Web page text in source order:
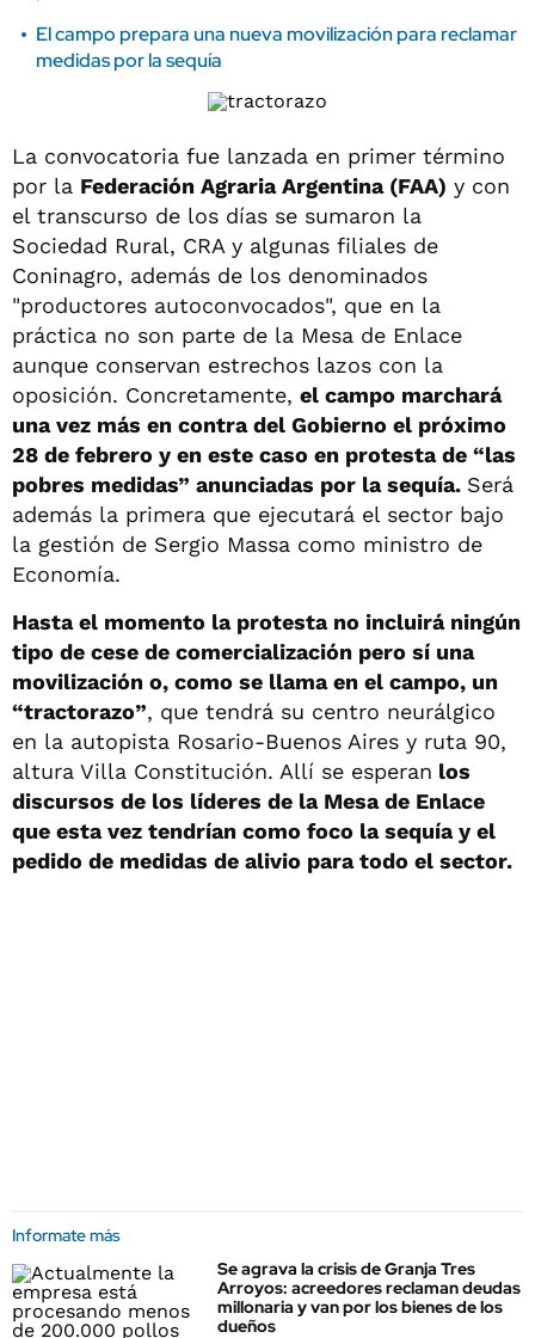
El campo prepara una nueva movilización para reclamar
medidas por la sequía
La convocatoria fue lanzada en primer término
por la Federación Agraria Argentina (FAA) y con
el transcurso de los días se sumaron la
Sociedad Rural, CRA y algunas filiales de
Coninagro, además de los denominados
"productores autoconvocados", que en la
práctica no son parte de la Mesa de Enlace
aunque conservan estrechos lazos con la
oposición. Concretamente, el campo marchará
una vez más en contra del Gobierno el próximo
28 de febrero y en este caso en protesta de “las
pobres medidas” anunciadas por la sequía. Será
además la primera que ejecutará el sector bajo
la gestión de Sergio Massa como ministro de
Economía.
Hasta el momento la protesta no incluirá ningún
tipo de cese de comercialización pero sí una
movilización o, como se llama en el campo, un
“tractorazo”, que tendrá su centro neurálgico
en la autopista Rosario-Buenos Aires y ruta 90,
altura Villa Constitución. Allí se esperan los
discursos de los líderes de la Mesa de Enlace
que esta vez tendrían como foco la sequía y el
pedido de medidas de alivio para todo el sector.
Informate más
Se agrava la crisis de Granja Tres
Arroyos: acreedores reclaman deudas
millonaria y van por los bienes de los
dueños